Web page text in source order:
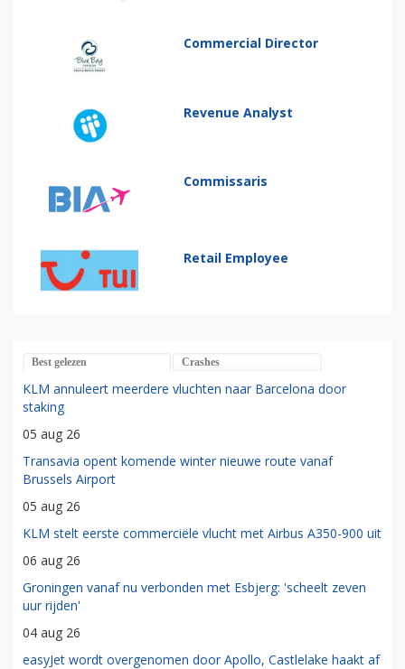
Commercial Director
Revenue Analyst
Commissaris
Retail Employee
Best gelezen Crashes
KLM annuleert meerdere vluchten naar Barcelona door
staking
05 aug 26
Transavia opent komende winter nieuwe route vanaf
Brussels Airport
05 aug 26
KLM stelt eerste commerciële vlucht met Airbus A350-900 uit
06 aug 26
Groningen vanaf nu verbonden met Esbjerg: 'scheelt zeven
uur rijden'
04 aug 26
easyJet wordt overgenomen door Apollo, Castlelake haakt af